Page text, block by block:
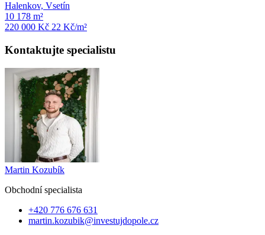
Halenkov, Vsetín
10 178 m²
220 000 Kč 22 Kč/m²
Kontaktujte specialistu
Martin Kozubík
Obchodní specialista
+420 776 676 631
martin.kozubik@investujdopole.cz